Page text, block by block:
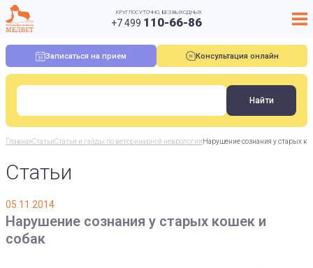
КРУГЛОСУТОЧНО, БЕЗ ВЫХОДНЫХ
+7 499 110-66-86
Записаться на прием Консультация онлайн
ГлавнаяСтатьиСтатьи и гайды по ветеринарной неврологииНарушение сознания у старых
Статьи
05.11.2014
Нарушение сознания у старых кошек и
собак